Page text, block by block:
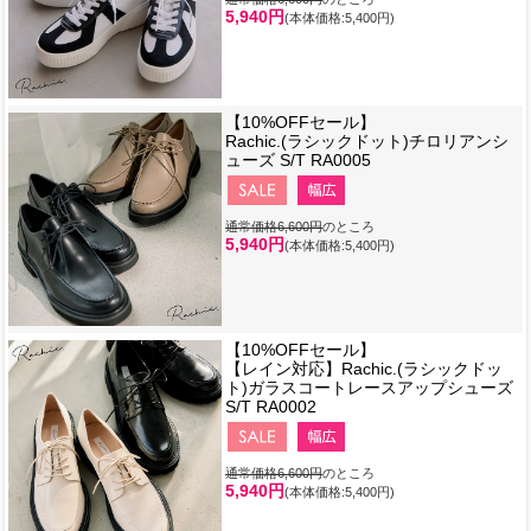
5,940円(本体価格:5,400円)
【10%OFFセール】
Rachic.(ラシックドット)チロリアンシ
ューズ S/T RA0005
通常価格6,600円のところ
5,940円(本体価格:5,400円)
【10%OFFセール】
【レイン対応】Rachic.(ラシックドッ
ト)ガラスコートレースアップシューズ
S/T RA0002
通常価格6,600円のところ
5,940円(本体価格:5,400円)